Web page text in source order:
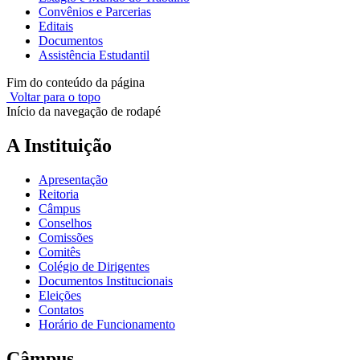
Convênios e Parcerias
Editais
Documentos
Assistência Estudantil
Fim do conteúdo da página
Voltar para o topo
Início da navegação de rodapé
A Instituição
Apresentação
Reitoria
Câmpus
Conselhos
Comissões
Comitês
Colégio de Dirigentes
Documentos Institucionais
Eleições
Contatos
Horário de Funcionamento